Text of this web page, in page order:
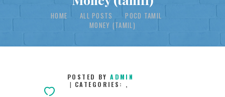
HOME ALL POSTS
POCD TAMIL
MONEY (TAMIL)
FREE RESOURCES
TESTIMONIES
INFOGRAPHICS
POSTED BYADMIN
CATEGORIES: ,